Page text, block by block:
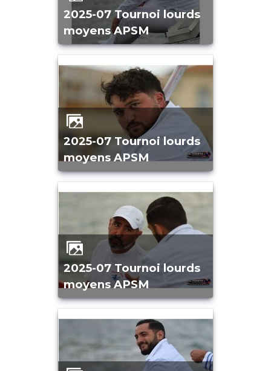
2025-07 Tournoi lourds
moyens APSM
2025-07 Tournoi lourds
moyens APSM
2025-07 Tournoi lourds
moyens APSM